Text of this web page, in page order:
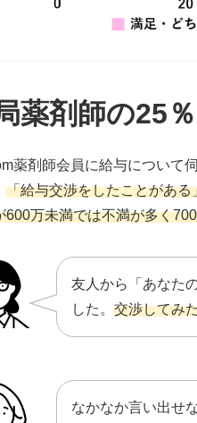
薬剤師の25
薬剤師会員に給与について
「給与交渉をしたことがあ
600万未満では不満が多く
友人から「あなた
した。 交渉してみ
なかなか言い出せ